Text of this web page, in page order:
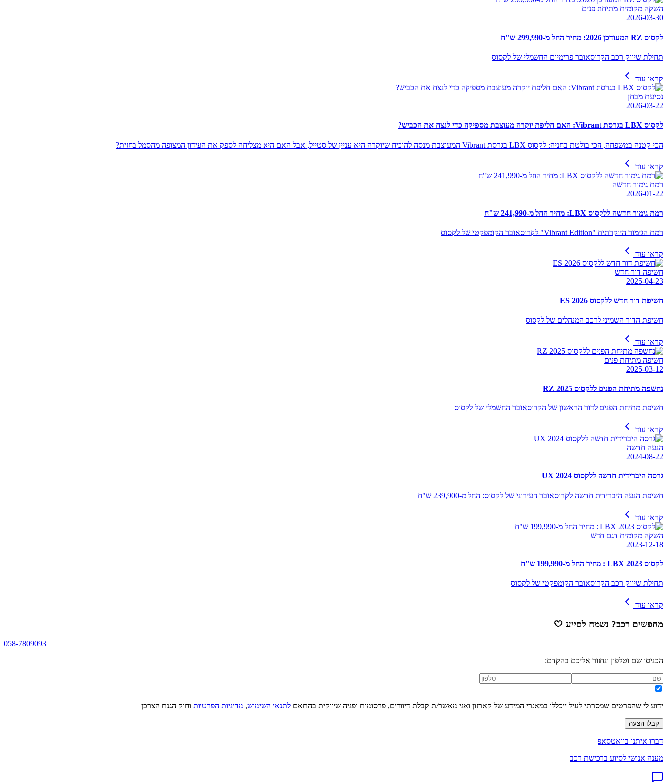
השקה מקומית מתיחת פנים
2026-03-30
לקסוס RZ המעודכן 2026: מחיר החל מ-299,990 ש"ח
תחילת שיווק רכב הקרוסאובר פרימיום החשמלי של לקסוס
קראו עוד
נסיעת מבחן
2026-03-22
לקסוס LBX בגרסת Vibrant: האם חליפת יוקרה מעוצבת מספיקה כדי לנצח את הכביש?
הכי קטנה במשפחה, הכי בולטת בחניה: לקסוס LBX בגרסת Vibrant המעוצבת מנסה להוכיח שיוקרה היא עניין של סטייל, אבל האם היא מצליחה לספק את העידון המצופה מהסמל בחזית?
קראו עוד
רמת גימור חדשה
2026-01-22
רמת גימור חדשה ללקסוס LBX: מחיר החל מ-241,990 ש"ח
רמת הגימור היוקרתית "Vibrant Edition" לקרוסאובר הקומפקטי של לקסוס
קראו עוד
חשיפה דור חדש
2025-04-23
חשיפת דור חדש ללקסוס ES 2026
חשיפת הדור השמיני לרכב המנהלים של לקסוס
קראו עוד
חשיפה מתיחת פנים
2025-03-12
נחשפה מתיחת הפנים ללקסוס RZ 2025
חשיפת מתיחת הפנים לדור הראשון של הקרוסאובר החשמלי של לקסוס
קראו עוד
הנעה חדשה
2024-08-22
גרסה היברידית חדשה ללקסוס UX 2024
חשיפת הנעה היברידית חדשה לקרוסאובר העירוני של לקסוס: החל מ-239,900 ש"ח
קראו עוד
השקה מקומית דגם חדש
2023-12-18
לקסוס LBX 2023 : מחיר החל מ-199,990 ש"ח
תחילת שיווק רכב הקרוסאובר הקומפקטי של לקסוס
קראו עוד
מחפשים רכב? נשמח לסייע 🤍
058-7809093
הכניסו שם וטלפון ונחזור אליכם בהקדם:
ידוע לי שהפרטים שמסרתי לעיל ייכללו במאגרי המידע של קארזון ואני מאשר/ת קבלת דיוורים, פרסומות ופניה שיווקית בהתאם לתנאי השימוש, מדיניות הפרטיות וחוק הגנת הצרכן
קבלו הצעה
דברו איתנו בוואטסאפ
מענה אנושי לסיוע ברכישת רכב